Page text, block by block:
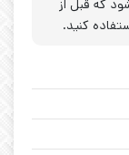
که قبل از
کنید.